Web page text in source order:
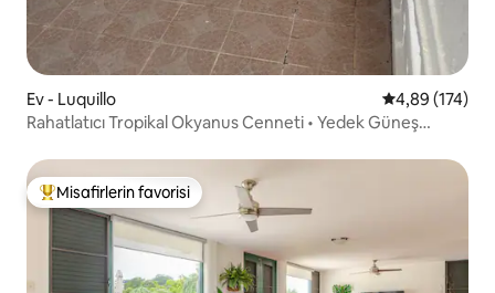
Ev - Luquillo 5 üzerinden
4,89 (174)
Rahatlatıcı Tropikal Okyanus Cenneti • Yedek Güneş
Misafirlerin favorilerinden en beğenilenler arasında
Misafirlerin favorisi